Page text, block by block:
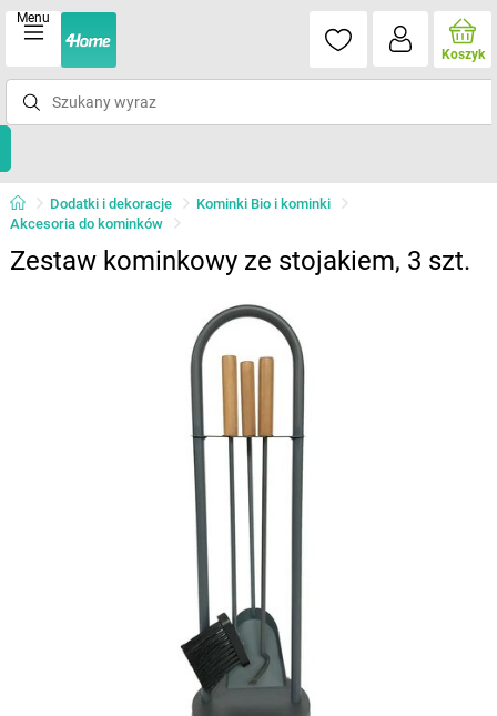
Menu
Koszyk
Dodatki i dekoracje
Kominki Bio i kominki
Akcesoria do kominków
Zestaw kominkowy ze stojakiem, 3 szt.